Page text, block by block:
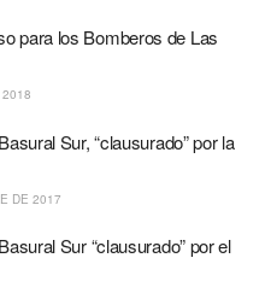
para los Bomberos de Las
2018
Sur, “clausurado” por la
DE 2017
Sur “clausurado” por el